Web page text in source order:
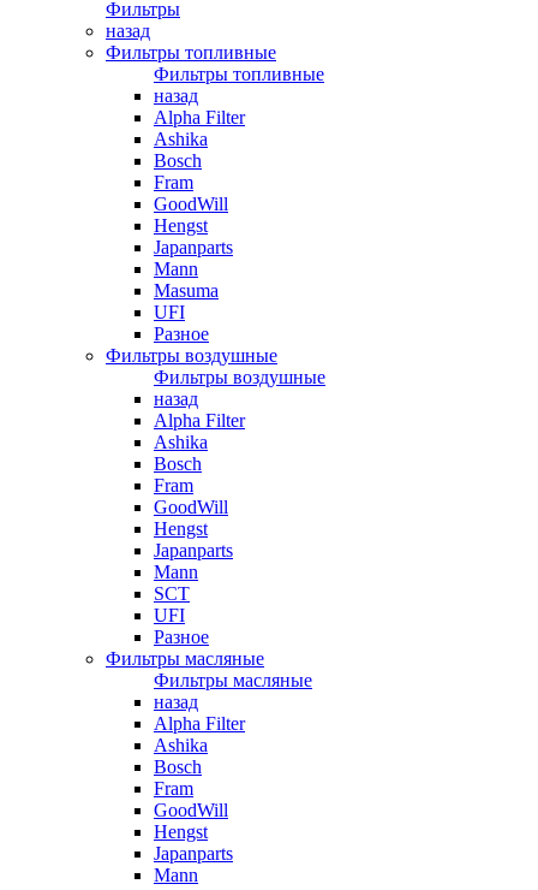
Фильтры
назад
Фильтры топливные
Фильтры топливные
назад
Alpha Filter
Ashika
Bosch
Fram
GoodWill
Hengst
Japanparts
Mann
Masuma
UFI
Разное
Фильтры воздушные
Фильтры воздушные
назад
Alpha Filter
Ashika
Bosch
Fram
GoodWill
Hengst
Japanparts
Mann
SCT
UFI
Разное
Фильтры масляные
Фильтры масляные
назад
Alpha Filter
Ashika
Bosch
Fram
GoodWill
Hengst
Japanparts
Mann